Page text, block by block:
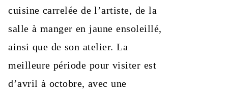
cuisine carrelée de l’artiste, de la
salle à manger en jaune ensoleillé,
ainsi que de son atelier. La
meilleure période pour visiter est
d’avril à octobre, avec une